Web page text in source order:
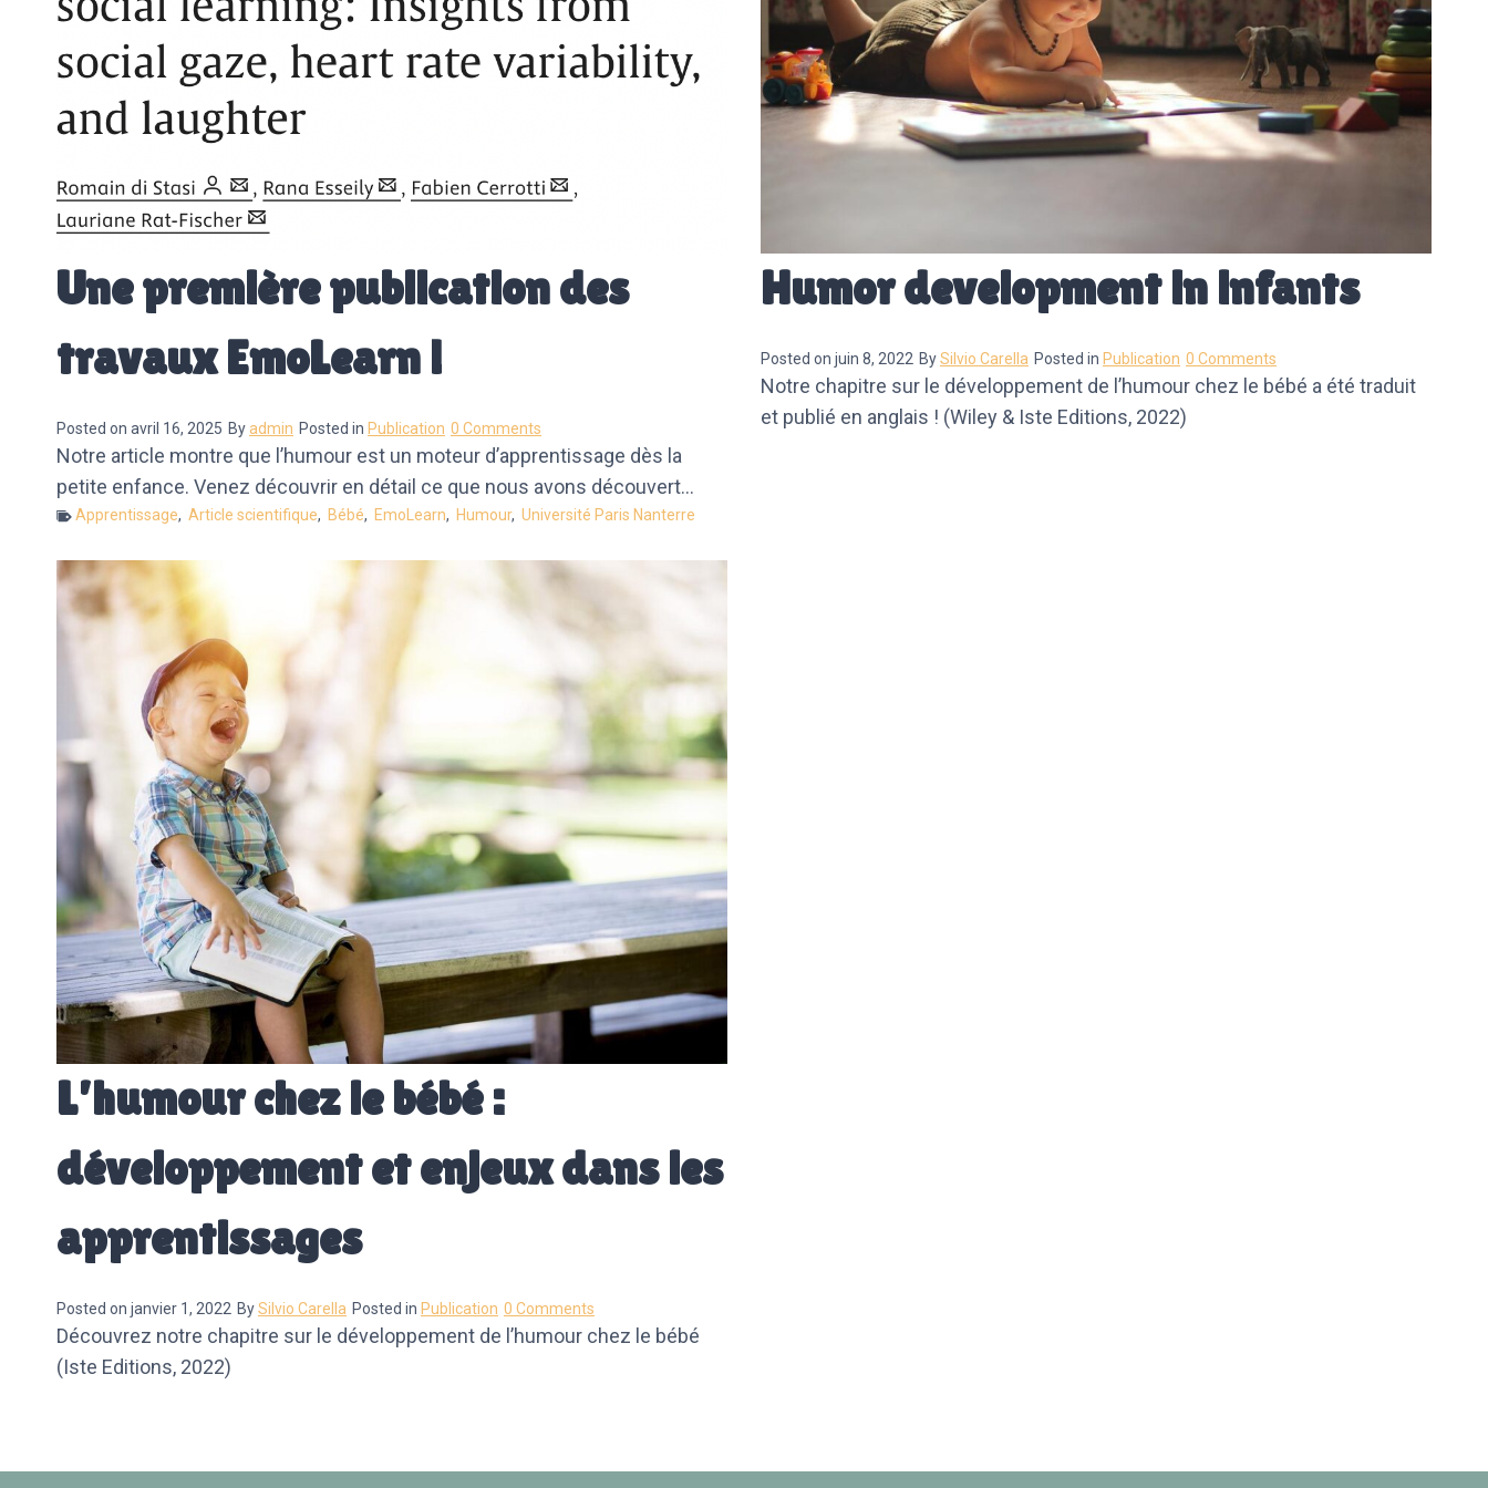
Une première publication des
travaux EmoLearn !
Posted on avril 16, 2025 Byadmin Posted in Publication 0 Comments
Notre article montre que l’humour est un moteur d’apprentissage dès la
petite enfance. Venez découvrir en détail ce que nous avons découvert…
Apprentissage, Article scientifique, Bébé, EmoLearn, Humour, Université Paris Nanterre
Humor development in infants
Posted on juin 8, 2022 BySilvio Carella Posted in Publication 0 Comments
Notre chapitre sur le développement de l’humour chez le bébé a été traduit
et publié en anglais ! (Wiley & Iste Editions, 2022)
L’humour chez le bébé :
développement et enjeux dans les
apprentissages
Posted on janvier 1, 2022 BySilvio Carella Posted in Publication 0 Comments
Découvrez notre chapitre sur le développement de l’humour chez le bébé
(Iste Editions, 2022)